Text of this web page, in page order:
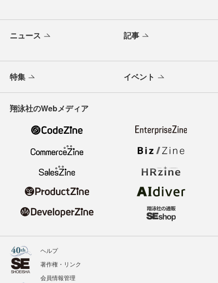
ニュース 記事
特集 イベント
翔泳社のWebメディア
ヘルプ
著作権・リンク
会員情報管理